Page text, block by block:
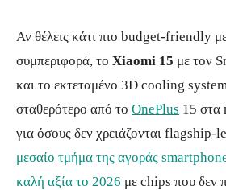
Αν θέλεις κάτι πιο budget-friendly
συμπεριφορά, το Xiaomi 15 με τον
και το εκτεταμένο 3D cooling system
σταθερότερο από το OnePlus 15 στα
για όσους δεν χρειάζονται
μεσαίο τμήμα της αγοράς
καλή αξία το 2026 με chips που δεν